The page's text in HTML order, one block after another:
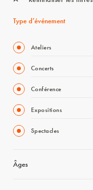
Type d’événement
Ateliers
Concerts
Conférence
Expositions
Spectacles
Âges